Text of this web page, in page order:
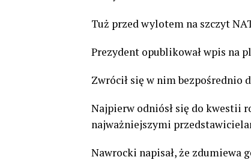
Tuż przed wylotem na szczyt
Prezydent opublikował wpis na
Zwrócił się w nim bezpośrednio
Najpierw odniósł się do kwestii
najważniejszymi
Nawrocki napisał, że zdumiewa